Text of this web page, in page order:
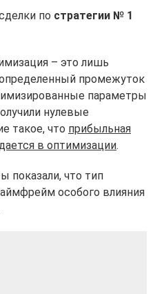
по стратегии № 1
– это лишь
промежуток
параметры
нулевые
такое, что прибыльная
в оптимизации.
показали, что тип
особого влияния